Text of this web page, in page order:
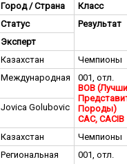
Город / Страна
Класс
Статус
Результат
Эксперт
Казахстан
Чемпионы
Международная
001, отл.
BOB
Породы)
CAC, CACIB
Jovica Golubovic
Казахстан
Чемпионы
Региональная
001, отл.